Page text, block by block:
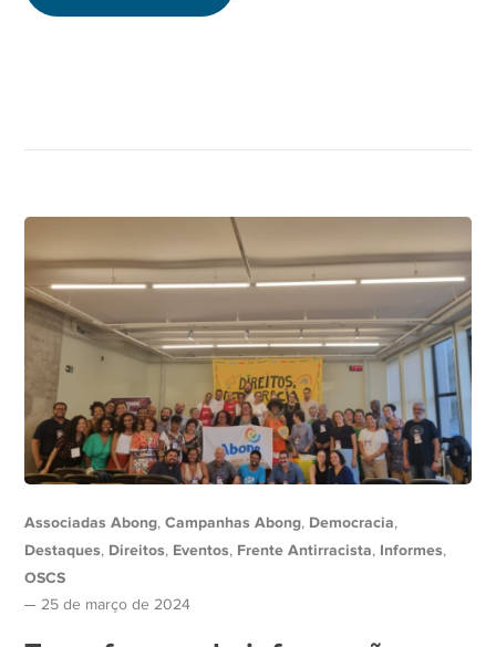
Associadas Abong,Campanhas Abong, Democracia,
Destaques, Direitos, Eventos, Frente Antirracista, Informes,
OSCS
25 de março de 2024